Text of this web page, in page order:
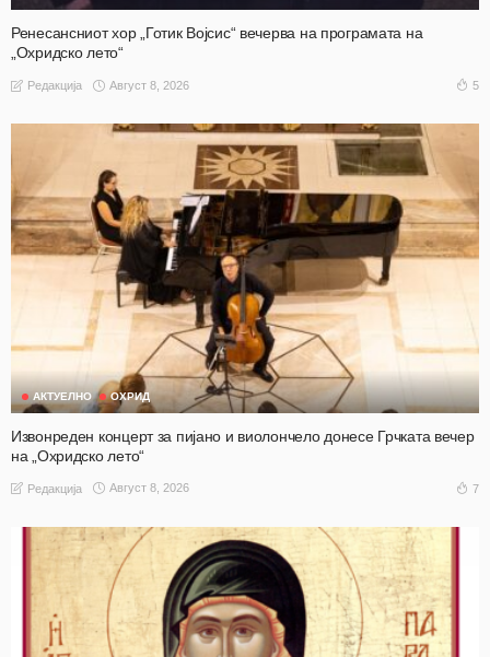
Ренесансниот хор „Готик Војсис“ вечерва на програмата на
„Охридско лето“
Редакција Август 8, 2026 5
АКТУЕЛНО ОХРИД
Извонреден концерт за пијано и виолончело донесе Грчката вечер
на „Охридско лето“
Редакција Август 8, 2026 7